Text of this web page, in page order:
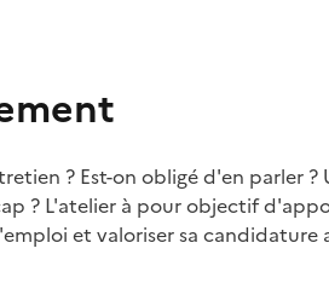
? Est-on obligé d'en parler
? L'atelier à pour objectif
et valoriser sa candidature